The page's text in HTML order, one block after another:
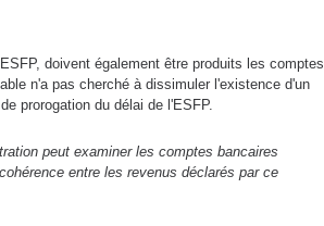
doivent également être produits les comptes
n'a pas cherché à dissimuler l'existence d'un
prorogation du délai de l'ESFP.
peut examiner les comptes bancaires
entre les revenus déclarés par ce